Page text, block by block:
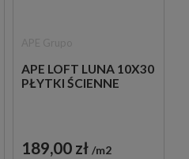
APE LOFT LUNA 10X30
PŁYTKI ŚCIENNE
189,00 zł m2